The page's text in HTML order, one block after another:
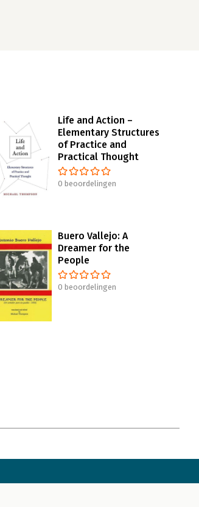
Life and Action –
Elementary Structures
of Practice and
Practical Thought
0 beoordelingen
Buero Vallejo: A
Dreamer for the
People
0 beoordelingen